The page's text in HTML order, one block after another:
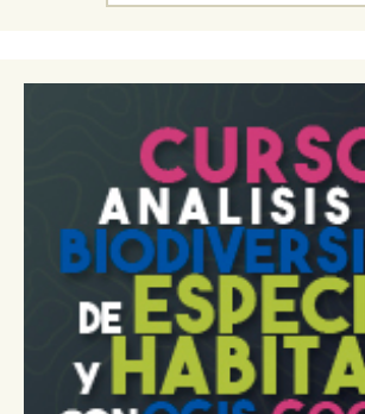
entrada
u
a